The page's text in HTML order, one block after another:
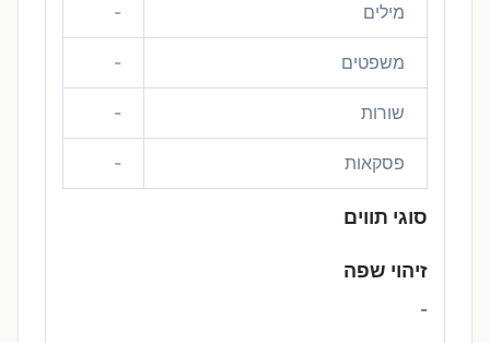
מילים -
משפטים -
שורות -
פסקאות -
סוגי תווים
זיהוי שפה
-